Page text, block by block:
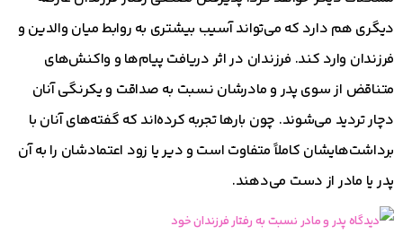
دیگری هم دارد که می‌تواند آسیب بیشتری به روابط میان والدین و
فرزندان وارد کند. فرزندان در اثر دریافت پیام‌ها و واکنش‌های
متناقض از سوی پدر و مادرشان نسبت به صداقت و یکرنگی آنان
دچار تردید می‌شوند. چون بارها تجربه کرده‌اند که گفته‌های آنان با
برداشت‌هایشان کاملاً متفاوت است و دیر یا زود اعتمادشان را به آن
پدر یا مادر از دست می‌دهند.